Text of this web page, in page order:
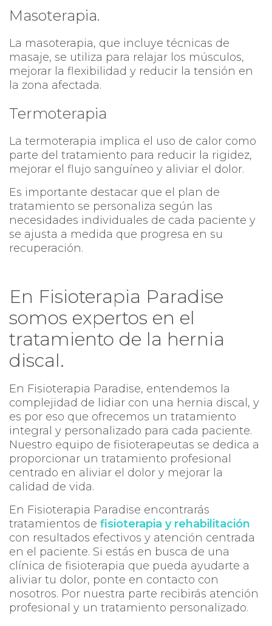
Masoterapia.
La masoterapia, que incluye técnicas de
masaje, se utiliza para relajar los músculos,
mejorar la flexibilidad y reducir la tensión en
la zona afectada.
Termoterapia
La termoterapia implica el uso de calor como
parte del tratamiento para reducir la rigidez,
mejorar el flujo sanguíneo y aliviar el dolor.
Es importante destacar que el plan de
tratamiento se personaliza según las
necesidades individuales de cada paciente y
se ajusta a medida que progresa en su
recuperación.
En Fisioterapia Paradise
somos expertos en el
tratamiento de la hernia
discal.
En Fisioterapia Paradise, entendemos la
complejidad de lidiar con una hernia discal, y
es por eso que ofrecemos un tratamiento
integral y personalizado para cada paciente.
Nuestro equipo de fisioterapeutas se dedica a
proporcionar un tratamiento profesional
centrado en aliviar el dolor y mejorar la
calidad de vida.
En Fisioterapia Paradise encontrarás
tratamientos de fisioterapia y rehabilitación
con resultados efectivos y atención centrada
en el paciente. Si estás en busca de una
clínica de fisioterapia que pueda ayudarte a
aliviar tu dolor, ponte en contacto con
nosotros. Por nuestra parte recibirás atención
profesional y un tratamiento personalizado.